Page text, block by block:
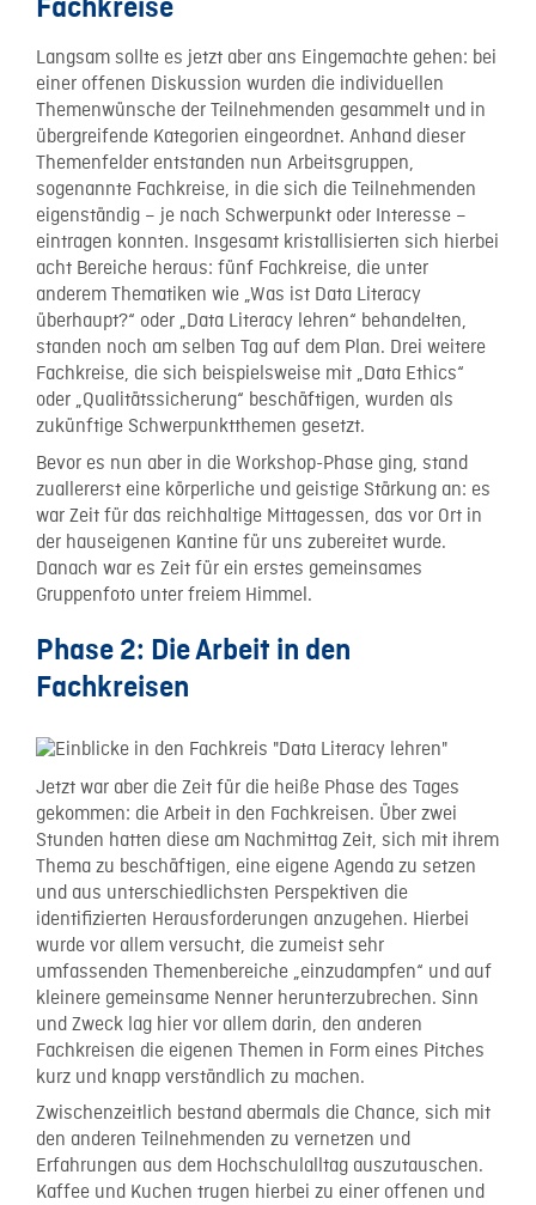
Fachkreise
Langsam sollte es jetzt aber ans Eingemachte gehen: bei
einer offenen Diskussion wurden die individuellen
Themenwünsche der Teilnehmenden gesammelt und in
übergreifende Kategorien eingeordnet. Anhand dieser
Themenfelder entstanden nun Arbeitsgruppen,
sogenannte Fachkreise, in die sich die Teilnehmenden
eigenständig – je nach Schwerpunkt oder Interesse –
eintragen konnten. Insgesamt kristallisierten sich hierbei
acht Bereiche heraus: fünf Fachkreise, die unter
anderem Thematiken wie „Was ist Data Literacy
überhaupt?“ oder „Data Literacy lehren“ behandelten,
standen noch am selben Tag auf dem Plan. Drei weitere
Fachkreise, die sich beispielsweise mit „Data Ethics“
oder „Qualitätssicherung“ beschäftigen, wurden als
zukünftige Schwerpunktthemen gesetzt.
Bevor es nun aber in die Workshop-Phase ging, stand
zuallererst eine körperliche und geistige Stärkung an: es
war Zeit für das reichhaltige Mittagessen, das vor Ort in
der hauseigenen Kantine für uns zubereitet wurde.
Danach war es Zeit für ein erstes gemeinsames
Gruppenfoto unter freiem Himmel.
Phase 2: Die Arbeit in den
Fachkreisen
Jetzt war aber die Zeit für die heiße Phase des Tages
gekommen: die Arbeit in den Fachkreisen. Über zwei
Stunden hatten diese am Nachmittag Zeit, sich mit ihrem
Thema zu beschäftigen, eine eigene Agenda zu setzen
und aus unterschiedlichsten Perspektiven die
identifizierten Herausforderungen anzugehen. Hierbei
wurde vor allem versucht, die zumeist sehr
umfassenden Themenbereiche „einzudampfen“ und auf
kleinere gemeinsame Nenner herunterzubrechen. Sinn
und Zweck lag hier vor allem darin, den anderen
Fachkreisen die eigenen Themen in Form eines Pitches
kurz und knapp verständlich zu machen.
Zwischenzeitlich bestand abermals die Chance, sich mit
den anderen Teilnehmenden zu vernetzen und
Erfahrungen aus dem Hochschulalltag auszutauschen.
Kaffee und Kuchen trugen hierbei zu einer offenen und